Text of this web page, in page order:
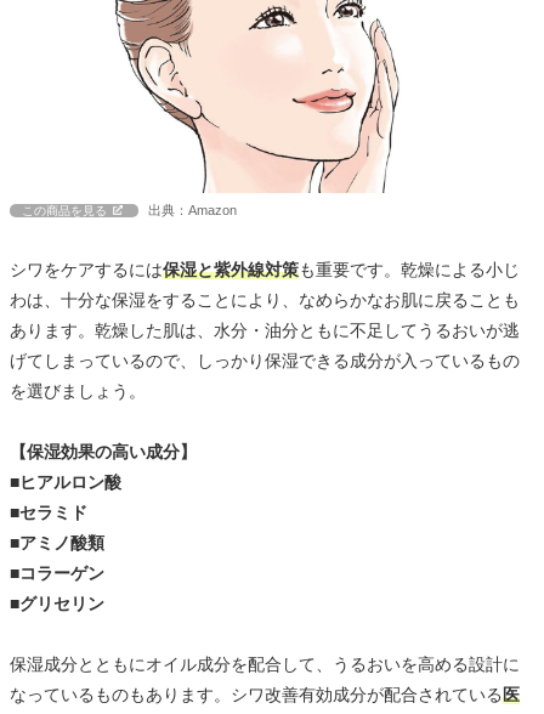
この商品を見る 出典：Amazon
シワをケアするには保湿と紫外線対策も重要です。乾燥による小じ
わは、十分な保湿をすることにより、なめらかなお肌に戻ることも
あります。乾燥した肌は、水分・油分ともに不足してうるおいが逃
げてしまっているので、しっかり保湿できる成分が入っているもの
を選びましょう。
【保湿効果の高い成分】
■ヒアルロン酸
■セラミド
■アミノ酸類
■コラーゲン
■グリセリン
保湿成分とともにオイル成分を配合して、うるおいを高める設計に
なっているものもあります。シワ改善有効成分が配合されている医